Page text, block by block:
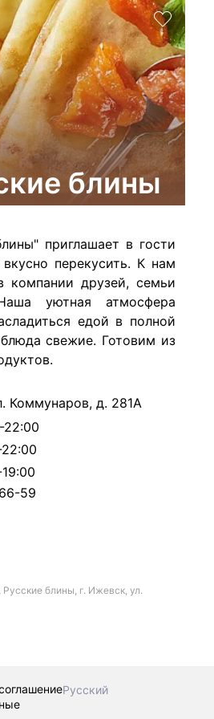
блины
приглашает в гости
перекусить. К нам
компании друзей, семьи
уютная атмосфера
едой в полной
свежие. Готовим из
Коммунаров, д. 281А
22:00
22:00
59
блины, г. Ижевск, ул.
Русский